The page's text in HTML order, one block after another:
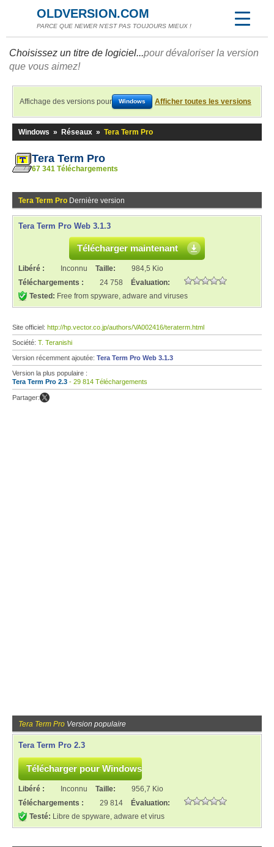
OLDVERSION.COM
PARCE QUE NEWER N'EST PAS TOUJOURS MIEUX !
Choisissez un titre de logiciel...pour dévaloriser la version
que vous aimez!
Affichage des versions pour Windows Afficher toutes les versions
Windows » Réseaux » Tera Term Pro
Tera Term Pro
67 341 Téléchargements
Tera Term Pro Dernière version
Tera Term Pro Web 3.1.3
Télécharger maintenant
Libéré : Inconnu Taille:
984,5 Kio
Téléchargements :
24 758
Évaluation:
Tested: Free from spyware, adware and viruses
Site officiel: http://hp.vector.co.jp/authors/VA002416/teraterm.html
Société: T. Teranishi
Version récemment ajoutée: Tera Term Pro Web 3.1.3
Version la plus populaire :
Tera Term Pro 2.3 - 29 814 Téléchargements
Partager:
Tera Term Pro Version populaire
Tera Term Pro 2.3
Libéré : Inconnu Taille:
956,7 Kio
Téléchargements :
29 814
Évaluation:
Testé: Libre de spyware, adware et virus